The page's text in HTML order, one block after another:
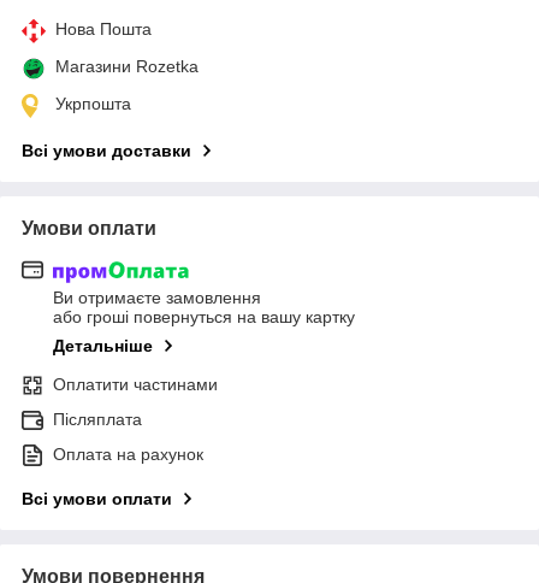
Нова Пошта
Магазини Rozetka
Укрпошта
Всі умови доставки
Умови оплати
Ви отримаєте замовлення
або гроші повернуться на вашу картку
Детальніше
Оплатити частинами
Післяплата
Оплата на рахунок
Всі умови оплати
Умови повернення